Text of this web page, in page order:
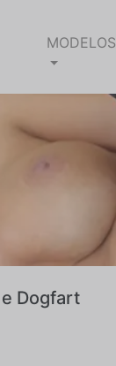
MODELOS
Dogfart